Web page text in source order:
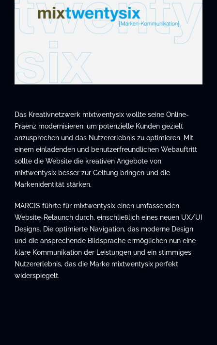
Das Kreativnetzwerk mixtwentysix wollte seine Online-
Präenz modernisieren, um potenzielle Kunden gezielt
anzusprechen und das Nutzererlebnis zu optimieren. Mit
einem einladenden und benutzerfreundlichen Webauftritt
sollte die Website die kreativen Angebote von
mixtwentysix besser zur Geltung bringen und die
Markenidentität stärken.
MARCIS führte für mixtwentysix einen umfassenden
Website-Relaunch durch, einschließlich eines neuen UX/UI
Designs. Die optimierte Navigation, das moderne Design
und die ansprechende Bildsprache ermöglichen nun eine
klare Kommunikation der Leistungen und ein stimmiges
Nutzererlebnis, das die Marke mixtwentysix perfekt
widerspiegelt.